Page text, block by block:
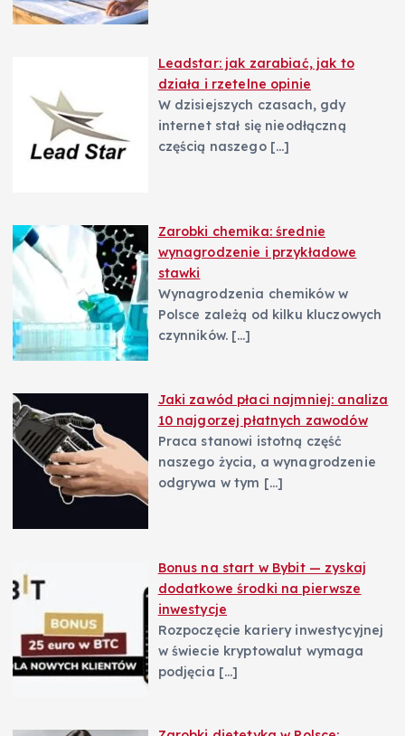
Leadstar: jak zarabiać, jak to
działa i rzetelne opinie
W dzisiejszych czasach, gdy
internet stał się nieodłączną
częścią naszego […]
Zarobki chemika: średnie
wynagrodzenie i przykładowe
stawki
Wynagrodzenia chemików w
Polsce zależą od kilku kluczowych
czynników. […]
Jaki zawód płaci najmniej: analiza
10 najgorzej płatnych zawodów
Praca stanowi istotną część
naszego życia, a wynagrodzenie
odgrywa w tym […]
Bonus na start w Bybit — zyskaj
dodatkowe środki na pierwsze
inwestycje
Rozpoczęcie kariery inwestycyjnej
w świecie kryptowalut wymaga
podjęcia […]